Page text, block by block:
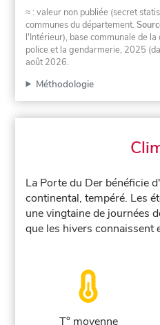
≈ : valeur non publiée (secret
communes du département.
l'Intérieur), base communale de
police et la gendarmerie, 2025
août 2026.
Méthodologie
La Porte du Der bénéficie
continental, tempéré. Les
une vingtaine de journées
que les hivers connaissent
T° moyenne